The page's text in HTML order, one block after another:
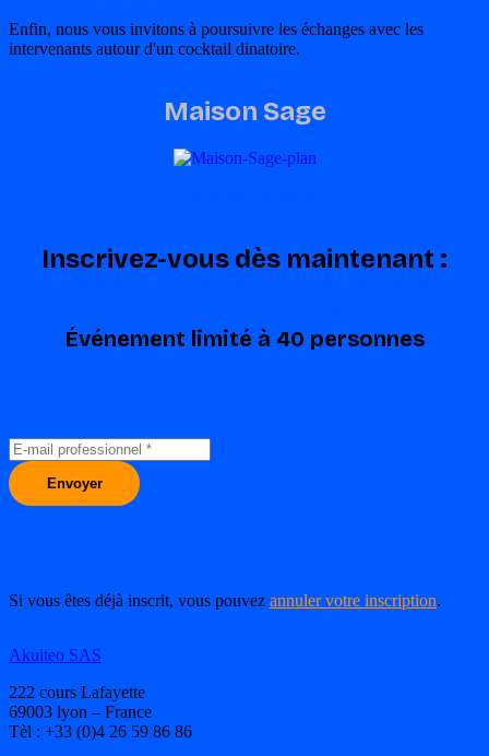
Enfin, nous vous invitons à poursuivre les échanges avec les
intervenants autour d'un cocktail dinatoire.
Maison Sage
Inscrivez-vous dès maintenant :
Événement limité à 40 personnes
Si vous êtes déjà inscrit, vous pouvez annuler votre inscription.
Akuiteo SAS
222 cours Lafayette
69003 lyon – France
Tèl : +33 (0)4 26 59 86 86